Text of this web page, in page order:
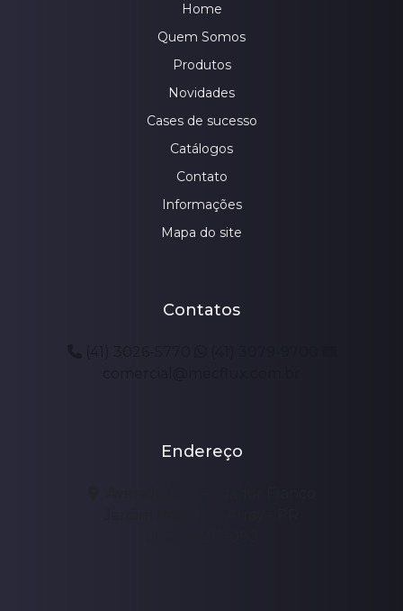
Home
Quem Somos
Produtos
Novidades
Cases de sucesso
Catálogos
Contato
Informações
Mapa do site
Contatos
Endereço